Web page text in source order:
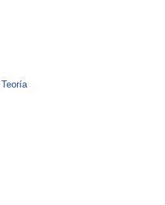
,Teoría